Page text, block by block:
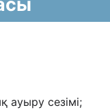
ауыру сезімі;